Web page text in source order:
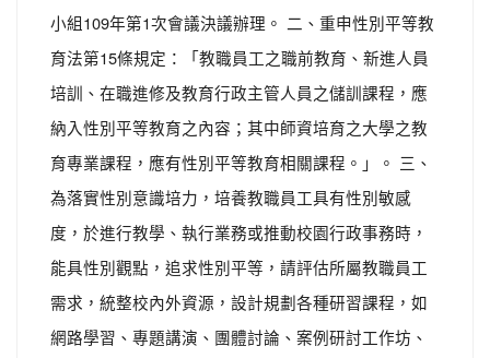
小組109年第1次會議決議辦理。 二、重申性別平等教
育法第15條規定：「教職員工之職前教育、新進人員
培訓、在職進修及教育行政主管人員之儲訓課程，應
納入性別平等教育之內容；其中師資培育之大學之教
育專業課程，應有性別平等教育相關課程。」。 三、
為落實性別意識培力，培養教職員工具有性別敏感
度，於進行教學、執行業務或推動校園行政事務時，
能具性別觀點，追求性別平等，請評估所屬教職員工
需求，統整校內外資源，設計規劃各種研習課程，如
網路學習、專題講演、團體討論、案例研討工作坊、